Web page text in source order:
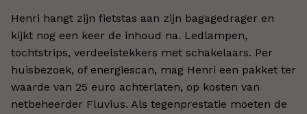
Henri hangt zijn fietstas aan zijn bagagedrager en
kijkt nog een keer de inhoud na. Ledlampen,
tochtstrips, verdeelstekkers met schakelaars. Per
huisbezoek, of energiescan, mag Henri een pakket ter
waarde van 25 euro achterlaten, op kosten van
netbeheerder Fluvius. Als tegenprestatie moeten de